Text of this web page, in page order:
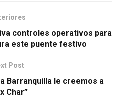
controles operativos para
este puente festivo
Post
Barranquilla le creemos a
Char”